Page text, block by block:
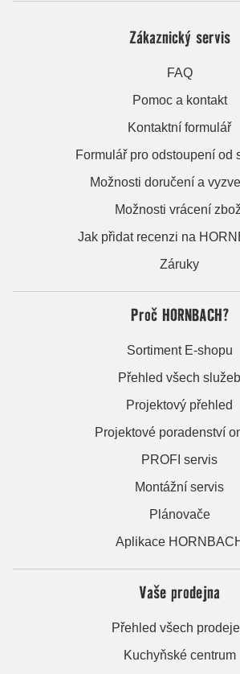
Zákaznický servis
FAQ
Pomoc a kontakt
Kontaktní formulář
Formulář pro odstoupení od
Možnosti doručení a
Možnosti vrácení
Jak přidat recenzi na
Záruky
Proč HORNBACH?
Sortiment E-shopu
Přehled všech služeb
Projektový přehled
Projektové poradenství
PROFI servis
Montážní servis
Plánovače
Aplikace
Vaše prodejna
Přehled všech
Kuchyňské centrum